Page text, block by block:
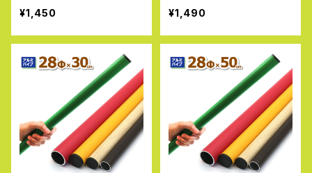
み2.0〜2.3mm DIY 工作
丸パイプ 金属素材 加工 単
管パイプ 補修 アルマックス
¥1,450
み2.0〜2.3mm DIY 工作
丸パイプ 金属素材 加工 単
管パイプ 補修 アルマックス
¥1,490